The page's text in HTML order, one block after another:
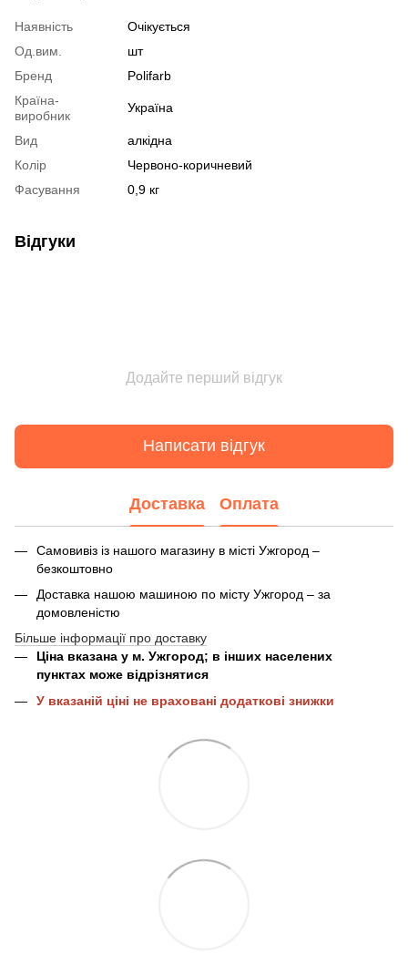
Наявність
Очікується
Од.вим.
шт
Бренд
Polifarb
Країна-
виробник
Україна
Вид
алкідна
Колір
Червоно-коричневий
Фасування
0,9 кг
Відгуки
Додайте перший відгук
Написати відгук
Доставка Оплата
Самовивіз із нашого магазину в місті Ужгород –
безкоштовно
Доставка нашою машиною по місту Ужгород – за
домовленістю
Більше інформації про доставку
Ціна вказана у м. Ужгород; в інших населених
пунктах може відрізнятися
У вказаній ціні не враховані додаткові знижки